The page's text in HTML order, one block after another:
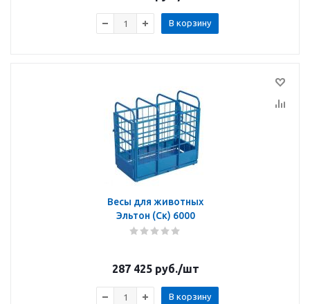
В корзину
Весы для животных
Эльтон (Ск) 6000
287 425руб./шт
В корзину